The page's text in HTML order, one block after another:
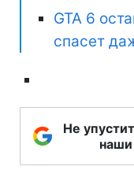
GTA 6
спасет
Не
наши